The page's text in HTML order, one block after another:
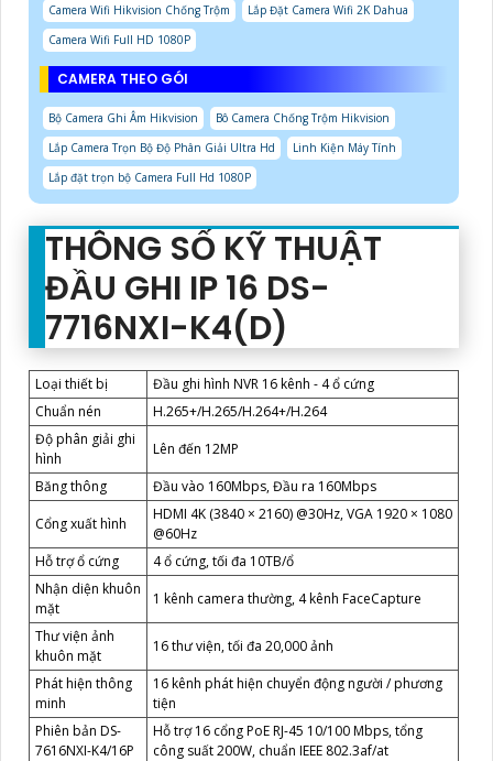
Camera Wifi Hikvision Chống Trộm
Lắp Đặt Camera Wifi 2K Dahua
Camera Wifi Full HD 1080P
CAMERA THEO GÓI
Bộ Camera Ghi Âm Hikvision
Bô Camera Chống Trộm Hikvision
Lắp Camera Trọn Bộ Độ Phân Giải Ultra Hd
Linh Kiện Máy Tính
Lắp đặt trọn bộ Camera Full Hd 1080P
THÔNG SỐ KỸ THUẬT
ĐẦU GHI IP 16 DS-
7716NXI-K4(D)
Loại thiết bị
Đầu ghi hình NVR 16 kênh - 4 ổ cứng
Chuẩn nén
H.265+/H.265/H.264+/H.264
Độ phân giải ghi
hình
Lên đến 12MP
Băng thông
Đầu vào 160Mbps, Đầu ra 160Mbps
Cổng xuất hình
HDMI 4K (3840 × 2160) @30Hz, VGA 1920 × 1080
@60Hz
Hỗ trợ ổ cứng
4 ổ cứng, tối đa 10TB/ổ
Nhận diện khuôn
mặt
1 kênh camera thường, 4 kênh FaceCapture
Thư viện ảnh
khuôn mặt
16 thư viện, tối đa 20,000 ảnh
Phát hiện thông
minh
16 kênh phát hiện chuyển động người / phương
tiện
Phiên bản DS-
7616NXI-K4/16P
Hỗ trợ 16 cổng PoE RJ-45 10/100 Mbps, tổng
công suất 200W, chuẩn IEEE 802.3af/at